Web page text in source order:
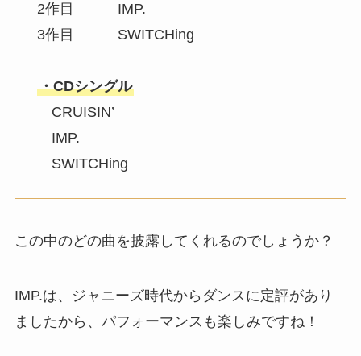
2作目 IMP.
3作目 SWITCHing
・CDシングル
CRUISIN’
IMP.
SWITCHing
この中のどの曲を披露してくれるのでしょうか？
IMP.は、ジャニーズ時代からダンスに定評があり
ましたから、パフォーマンスも楽しみですね！